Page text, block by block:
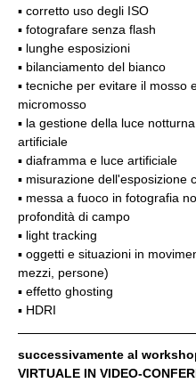
▪️ corretto uso degli ISO
▪️ fotografare senza flash
▪️ lunghe esposizioni
▪️ bilanciamento del bianco
▪️ tecniche per evitare il mosso
micromosso
▪️ la gestione della luce
artificiale
▪️ diaframma e luce artificiale
▪️ misurazione dell'esposizione
▪️ messa a fuoco in fotografia
profondità di campo
▪️ light tracking
▪️ oggetti e situazioni in
mezzi, persone)
▪️ effetto ghosting
▪️ HDRI
successivamente al
VIRTUALE IN VIDEO-